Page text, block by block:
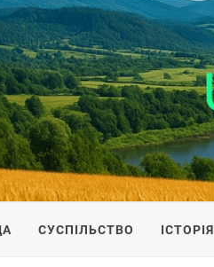
IS
СУСПІЛЬСТВО ІСТОРІЯ